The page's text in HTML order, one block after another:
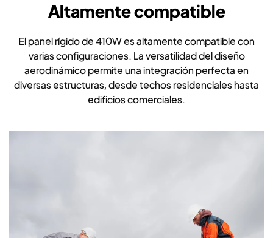
Altamente compatible
El panel rígido de 410W es altamente compatible con
varias configuraciones. La versatilidad del diseño
aerodinámico permite una integración perfecta en
diversas estructuras, desde techos residenciales hasta
edificios comerciales.